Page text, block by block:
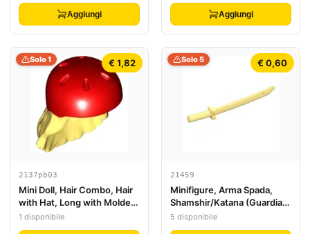
Aggiungi Aggiungi
€ 1,82
Solo 1
2137pb03
Mini Doll, Hair Combo, Hair
with Hat, Long with Molded
Red Bicycle Helmet Pattern
1 disponibile
€ 0,60
Solo 5
21459
Minifigure, Arma Spada,
Shamshir/Katana (Guardia
Quadrata) con Pomo
Coperto e Fori in Guardia e
5 disponibile